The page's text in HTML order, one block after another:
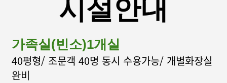
시설안내
가족실(빈소)1개실
40평형/ 조문객 40명 동시 수용가능/ 개별화장실
완비